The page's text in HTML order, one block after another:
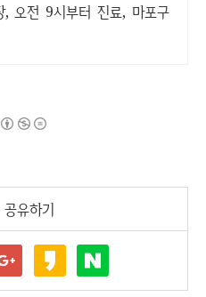
, 오전 9시부터 진료, 마포구
유하기